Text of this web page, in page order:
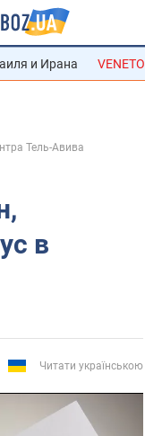
и Ирана VENETO
Тель-Авива
в
Читати українською